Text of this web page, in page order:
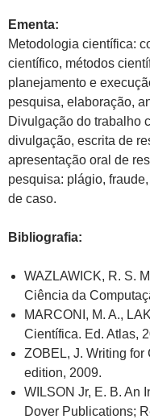
Ementa:
Metodologia científica:
científico, métodos
planejamento e
pesquisa, elaboração,
Divulgação do trabalho
divulgação, escrita de
apresentação oral de
pesquisa: plágio,
de caso.
Bibliografia:
WAZLAWICK, R. S.
Ciência da
MARCONI, M. A.,
Científica. Ed. Atlas,
ZOBEL, J. Writing
edition, 2009.
WILSON Jr, E. B. An
Dover Publications;